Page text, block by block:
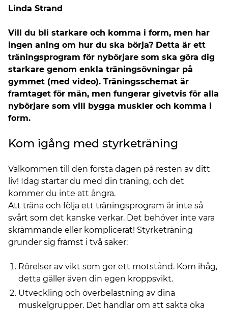
Linda Strand
Vill du bli starkare och komma i form, men har
ingen aning om hur du ska börja? Detta är ett
träningsprogram för nybörjare som ska göra dig
starkare genom enkla träningsövningar på
gymmet (med video). Träningsschemat är
framtaget för män, men fungerar givetvis för alla
nybörjare som vill bygga muskler och komma i
form.
Kom igång med styrketräning
Välkommen till den första dagen på resten av ditt
liv! Idag startar du med din träning, och det
kommer du inte att ångra.
Att träna och följa ett träningsprogram är inte så
svårt som det kanske verkar. Det behöver inte vara
skrämmande eller komplicerat! Styrketräning
grunder sig främst i två saker:
Rörelser av vikt som ger ett motstånd. Kom ihåg,
detta gäller även din egen kroppsvikt.
Utveckling och överbelastning av dina
muskelgrupper. Det handlar om att sakta öka